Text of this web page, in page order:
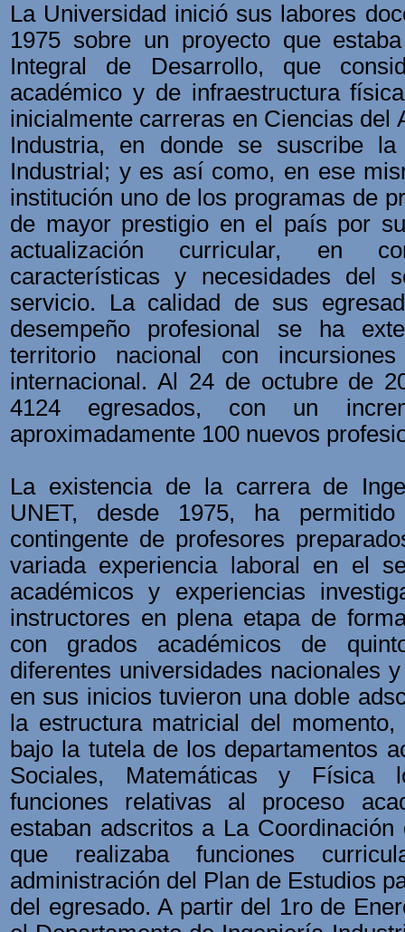
La Universidad inició sus labores
1975 sobre un proyecto que
Integral de Desarrollo, que
académico y de infraestructura
inicialmente carreras en Ciencias del
Industria, en donde se suscribe
Industrial; y es así como, en ese
institución uno de los programas de
de mayor prestigio en el país por
actualización curricular, en
características y necesidades del
servicio. La calidad de sus
desempeño profesional se ha
territorio nacional con
internacional. Al 24 de octubre de
4124 egresados, con un
aproximadamente 100 nuevos
La existencia de la carrera de
UNET, desde 1975, ha
contingente de profesores
variada experiencia laboral en el
académicos y experiencias
instructores en plena etapa de
con grados académicos de
diferentes universidades nacionales
en sus inicios tuvieron una doble
la estructura matricial del
bajo la tutela de los departamentos
Sociales, Matemáticas y Física
funciones relativas al proceso
estaban adscritos a La
que realizaba funciones
administración del Plan de Estudios
del egresado. A partir del 1ro de